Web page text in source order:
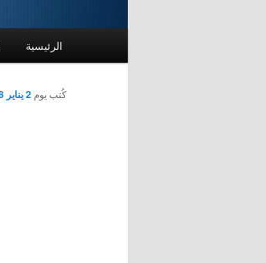
الرئيسية
كُتب يوم 2 يناير 2018